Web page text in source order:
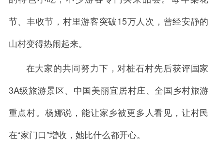
节、丰收节，村里游客突破15万人次，曾经安静的
山村变得热闹起来。
在大家的共同努力下，对桩石村先后获评国家
3A级旅游景区、中国美丽宜居村庄、全国乡村旅游
重点村。杨娜说，能让家乡被更多人看见，让村民
在“家门口”增收，她比什么都开心。